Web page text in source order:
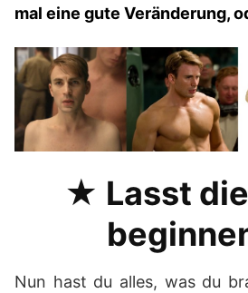
mal eine gute Veränderung,
★ Lasst
Nun hast du alles, was du